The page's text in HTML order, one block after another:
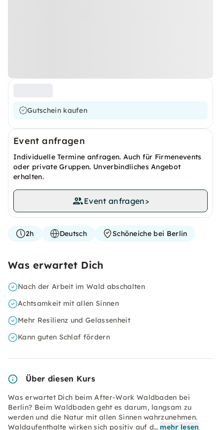
Gutschein kaufen
Event anfragen
Individuelle Termine anfragen. Auch für Firmenevents
oder private Gruppen. Unverbindliches Angebot
erhalten.
Event anfragen>
2h Deutsch Schöneiche bei Berlin
Was erwartet Dich
Nach der Arbeit im Wald abschalten
Achtsamkeit mit allen Sinnen
Mehr Resilienz und Gelassenheit
Kann guten Schlaf fördern
Über diesen Kurs
Was erwartet Dich beim After-Work Waldbaden bei
Berlin? Beim Waldbaden geht es darum, langsam zu
werden und die Natur mit allen Sinnen wahrzunehmen.
Waldaufenthalte wirken sich positiv auf d… mehr lesen